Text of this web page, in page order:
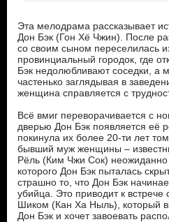
Эта мелодрама рассказывает
Дон Бэк (Гон Хё Чжин). После
со своим сыном переселилась
провинциальный городок, где
Бэк недолюбливают соседки, а
частенько заглядывая в
женщина справляется с
Всё вмиг переворачивается с
дверью Дон Бэк появляется её
покинула их более 20-ти лет
бывший муж женщины –
Рёль (Ким Чжи Сок) неожиданно
которого Дон Бэк пыталась
страшно то, что Дон Бэк
убийца. Это приводит к
Шиком (Кан Ха Ныль), который
Дон Бэк и хочет завоевать